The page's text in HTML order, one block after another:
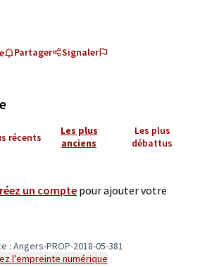
Partager Signaler
récents
Les plus
anciens
Les plus
débattus
un compte pour ajouter votre
: Angers-PROP-2018-05-381
l'empreinte numérique